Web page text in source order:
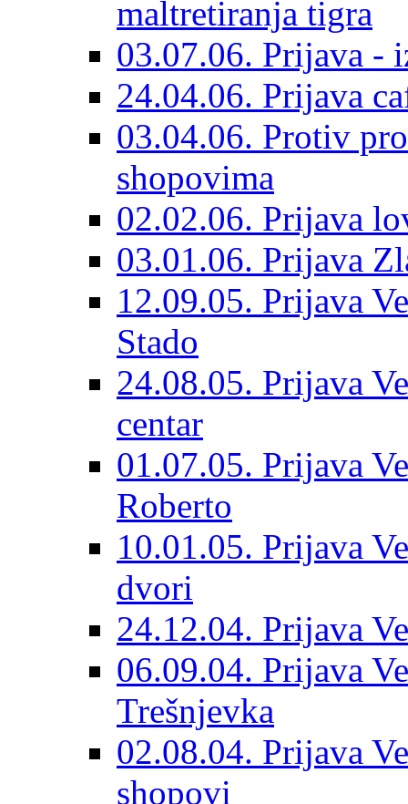
maltretiranja tigra
03.07.06. Prijava -
24.04.06. Prijava
03.04.06. Protiv
shopovima
02.02.06. Prijava
03.01.06. Prijava
12.09.05. Prijava
Stado
24.08.05. Prijava
centar
01.07.05. Prijava
Roberto
10.01.05. Prijava
dvori
24.12.04. Prijava
06.09.04. Prijava
Trešnjevka
02.08.04. Prijava
shopovi